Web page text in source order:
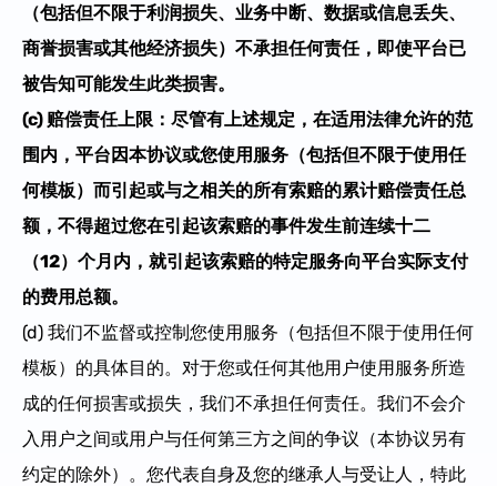
（包括但不限于利润损失、业务中断、数据或信息丢失、
商誉损害或其他经济损失）不承担任何责任，即使平台已
被告知可能发生此类损害。
(c) 赔偿责任上限 ：尽管有上述规定，在适用法律允许的范
围内，平台因本协议或您使用服务（包括但不限于使用任
何模板）而引起或与之相关的所有索赔的累计赔偿责任总
额 ，不得超过您在引起该索赔的事件发生前连续十二
（12）个月内，就引起该索赔的特定服务向平台实际支付
的费用总额。
(d) 我们不监督或控制您使用服务 （包括但不限于使用任何
模板） 的具体目的。对于您或任何其他用户使用服务所造
成的任何损害或损失，我们不承担任何责任。我们不会介
入用户之间或用户与任何第三方之间的争议（本协议另有
约定的除外）。您代表自身及您的继承人与受让人，特此